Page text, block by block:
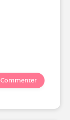
Commenter